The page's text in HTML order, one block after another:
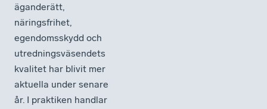
äganderätt,
näringsfrihet,
egendomsskydd och
utredningsväsendets
kvalitet har blivit mer
aktuella under senare
år. I praktiken handlar